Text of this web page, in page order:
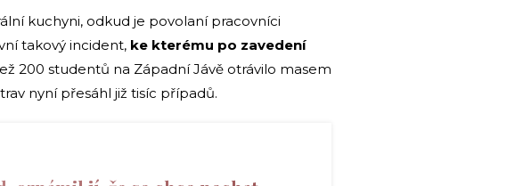
kuchyni, odkud je povolaní pracovníci
takový incident, ke kterému po zavedení
200 studentů na Západní Jávě otrávilo masem
nyní přesáhl již tisíc případů.